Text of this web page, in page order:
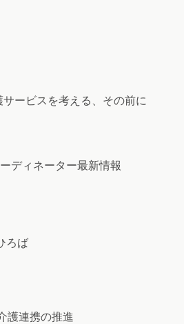
サービスを考える、その前に
ディネーター最新情報
ろば
護連携の推進